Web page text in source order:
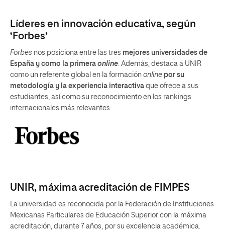
Líderes en innovación educativa, según
‘Forbes’
Forbes nos posiciona entre las tres mejores universidades de
España y como la primera online. Además, destaca a UNIR
como un referente global en la formación online por su
metodología y la experiencia interactiva que ofrece a sus
estudiantes, así como su reconocimiento en los rankings
internacionales más relevantes.
UNIR, máxima acreditación de FIMPES
La universidad es reconocida por la Federación de Instituciones
Mexicanas Particulares de Educación Superior con la máxima
acreditación, durante 7 años, por su excelencia académica.